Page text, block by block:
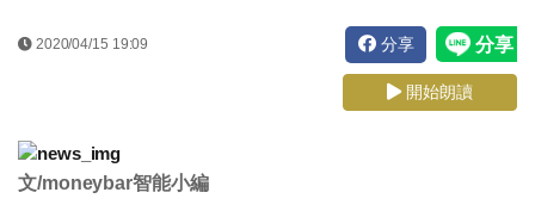
2020/04/15 19:09 分享
開始朗讀
文/moneybar智能小編